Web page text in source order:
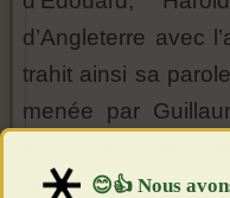
d’Angleterre avec
trahit ainsi sa
menée par
l’Angleterre. Le